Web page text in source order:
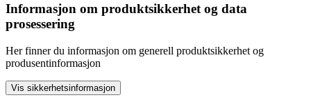
Informasjon om produktsikkerhet og data
prosessering
Her finner du informasjon om generell produktsikkerhet og
produsentinformasjon
Vis sikkerhetsinformasjon